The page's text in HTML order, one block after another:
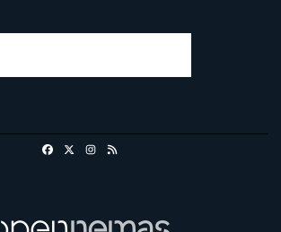
FacebookInstagram